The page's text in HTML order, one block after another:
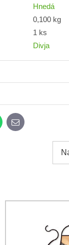
Hnedá
0,100 kg
1 ks
Divja
údajov
E-
mail